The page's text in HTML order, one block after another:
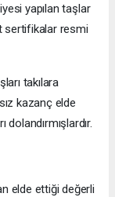
yapılan taşlar
sertifikalar resmi
takılara
kazanç elde
elde ettiği değerli